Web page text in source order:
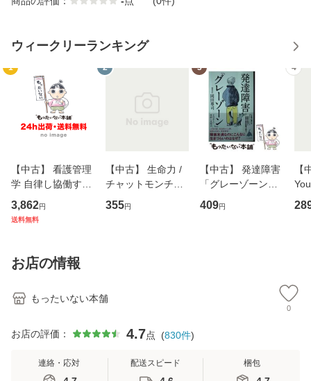
ウィークリーランキング
1
【中古】 看護管理
学 自律し協働する
専門職の看護マネ
ジメントスキル 改
恵 藤本幸三 / 南江
堂 [単行
3,862円
送料無料
2
【中古】 生命力 /
チャットモンチー /
キューンレコード
[CD]【メール便送
355円
3
【中古】 発達障害
「グレーゾーン」
その正しい理解と
克服法 (SB新書 57
409円
4
【
のが
お店の情報
もったいない本舗
0
お店の評価： 4.7点 (830件)
連絡・応対 配送スピード 梱包